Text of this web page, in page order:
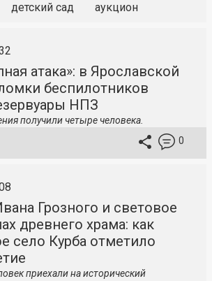
детский сад аукцион
атака»: в Ярославской
беспилотников
НПЗ
получили четыре человека.
0
Грозного и световое
древнего храма: как
село Курба отметило
приехали на исторический